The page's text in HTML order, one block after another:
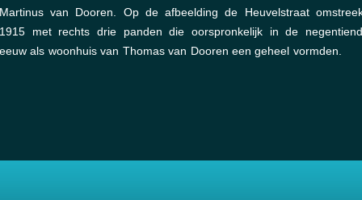
Martinus van Dooren. Op de afbeelding de Heuvelstraat
1915 met rechts drie panden die oorspronkelijk in de
eeuw als woonhuis van Thomas van Dooren een geheel vormden.